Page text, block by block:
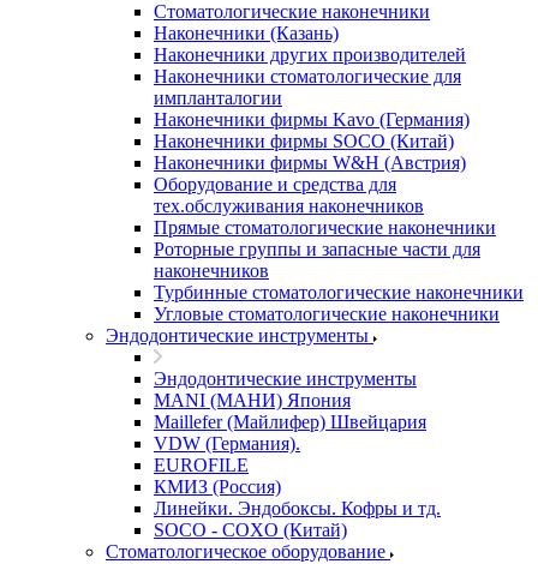
Стоматологические наконечники
Наконечники (Казань)
Наконечники других производителей
Наконечники стоматологические для
импланталогии
Наконечники фирмы Kavo (Германия)
Наконечники фирмы SOCO (Китай)
Наконечники фирмы W&H (Австрия)
Оборудование и средства для
тех.обслуживания наконечников
Прямые стоматологические наконечники
Роторные группы и запасные части для
наконечников
Турбинные стоматологические наконечники
Угловые стоматологические наконечники
Эндодонтические инструменты
Эндодонтические инструменты
MANI (МАНИ) Япония
Maillefer (Майлифер) Швейцария
VDW (Германия).
EUROFILE
КМИЗ (Россия)
Линейки. Эндобоксы. Кофры и тд.
SOCO - COXO (Китай)
Стоматологическое оборудование